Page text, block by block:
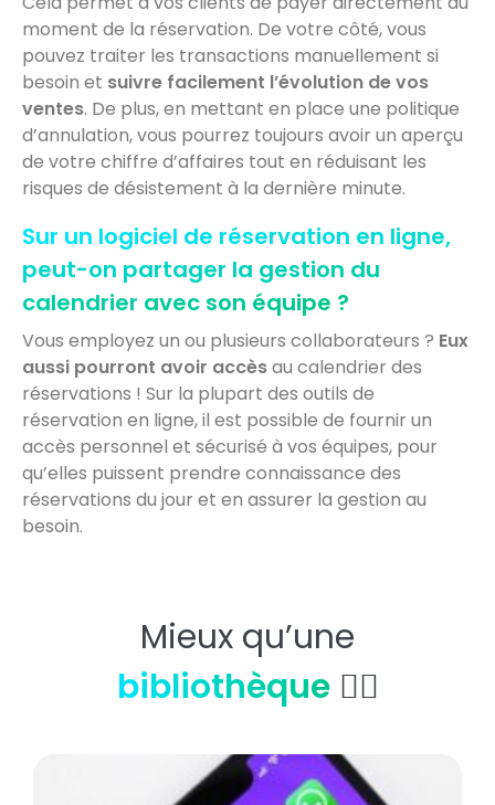
moment de la réservation. De votre côté, vous
pouvez traiter les transactions manuellement si
besoin et suivre facilement l’évolution de vos
ventes. De plus, en mettant en place une politique
d’annulation, vous pourrez toujours avoir un aperçu
de votre chiffre d’affaires tout en réduisant les
risques de désistement à la dernière minute.
Sur un logiciel de réservation en ligne,
peut-on partager la gestion du
calendrier avec son équipe ?
Vous employez un ou plusieurs collaborateurs ? Eux
aussi pourront avoir accèsau calendrier des
réservations ! Sur la plupart des outils de
réservation en ligne, il est possible de fournir un
accès personnel et sécurisé à vos équipes, pour
qu’elles puissent prendre connaissance des
réservations du jour et en assurer la gestion au
besoin.
Mieux qu’une
bibliothèque👇🏼